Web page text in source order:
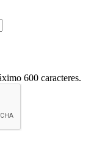
600 caracteres.